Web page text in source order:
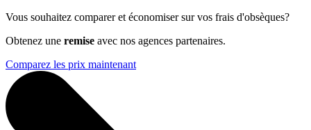
Vous souhaitez comparer et économiser sur vos frais d'obsèques?
Obtenez une remise avec nos agences partenaires.
Comparez les prix maintenant